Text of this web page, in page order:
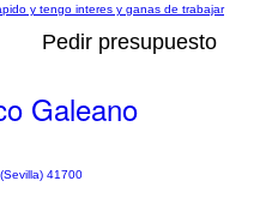
y tengo interes y ganas de trabajar
Pedir presupuesto
Galeano
41700